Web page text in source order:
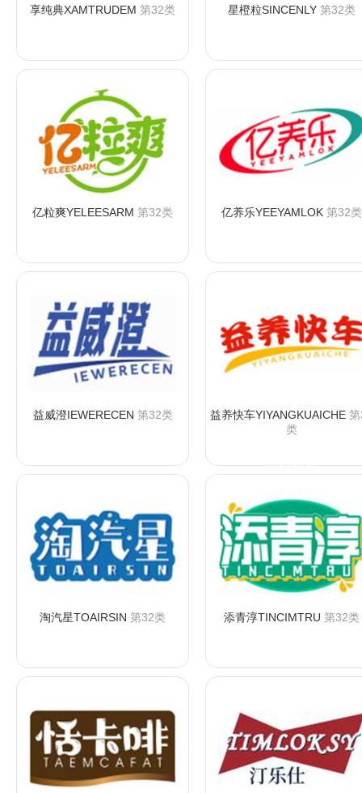
享纯典XAMTRUDEM 第32类 星橙粒SINCENLY 第32类
亿粒爽YELEESARM 第32类 亿养乐YEEYAMLOK 第32类
益威澄IEWERECEN 第32类 益养快车YIYANGKUAICHE
类
淘汽星TOAIRSIN 第32类 添青淳TINCIMTRU 第32类